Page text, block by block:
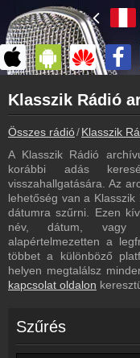
myonlineradio.hu
Klasszik Rádió
Vissza a Klasszik Rádió
Bejelentkezés
Hozz létre saját fiókot!
Most szól
Tudd meg mi szólt eddig
Műsorújság
Klasszik Rádió műsorai
Hírek
Kapcsolat
Írj nekünk!
Összes rádió Klasszik
A Klasszik Rádió
korábbi adás
visszahallgatására. Az
lehetőség van a
dátumra szűrni. Ezen
név, dátum, vagy
alapértelmezetten a
többet a különböző
helyen megtalálsz
kapcsolat oldalon
Szűrés